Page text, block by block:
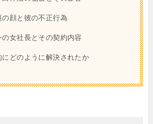
の顔と彼の不正行為
の女社長とその契約内容
どのように解決されたか